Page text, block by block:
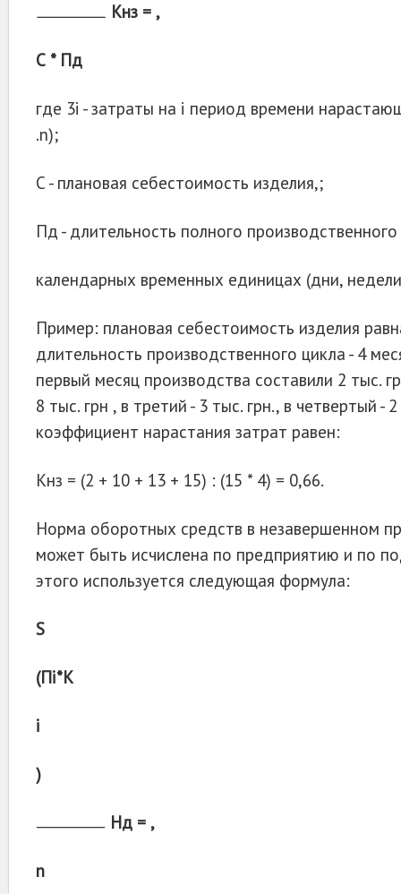
Кнз = ,
С * Пд
где 3i - затраты на i период времени
.n);
С - плановая себестоимость изделия,;
Пд - длительность полного
календарных временных единицах (дни,
Пример: плановая себестоимость изделия
длительность производственного цикла - 4
первый месяц производства составили 2 тыс.
8 тыс. грн , в третий - 3 тыс. грн., в четвертый -
коэффициент нарастания затрат равен:
Кнз = (2 + 10 + 13 + 15) : (15 * 4) = 0,66.
Норма оборотных средств в незавершенном
может быть исчислена по предприятию и по
этого используется следующая формула:
S
(Пi*К
і
)
Нд = ,
n